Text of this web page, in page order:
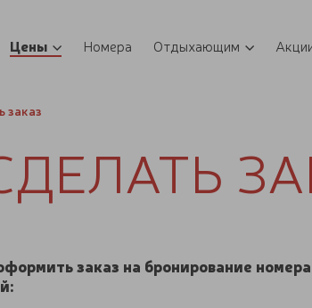
Цены Номера Отдыхающим
заказ
заказ на бронирование